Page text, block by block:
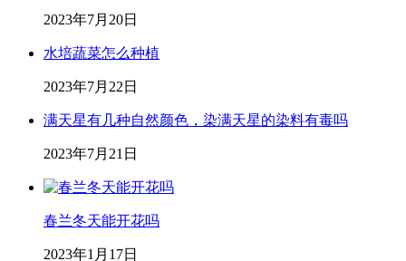
2023年7月20日
水培蔬菜怎么种植
2023年7月22日
满天星有几种自然颜色，染满天星的染料有毒吗
2023年7月21日
春兰冬天能开花吗
2023年1月17日